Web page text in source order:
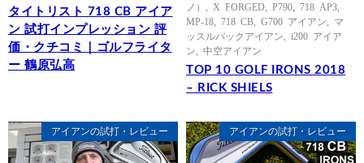
タイトリスト 718 CB アイア
ン 試打インプレッション 評
価・クチコミ｜ゴルフライタ
ー 鶴原弘高
ノ）
X FORGED P790 718 AP3
MP-18
718 CB G700 アイアン
マ
ッスルバックアイアン
i200 アイア
ン
中空アイアン
TOP 10 GOLF IRONS 2018
– RICK SHIELS
アイアンの試打・レビュー アイアンの試打・レビュー